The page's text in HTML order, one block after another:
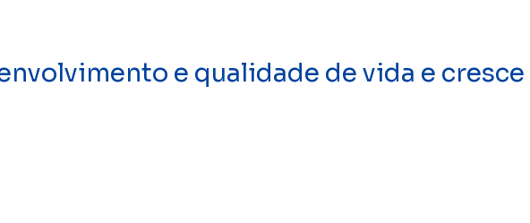
e qualidade de vida e cresce